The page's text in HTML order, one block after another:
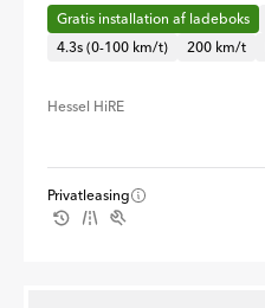
Gratis installation af ladeboks
4.3s (0-100 km/t)
200 km/t
Hessel HiRE
Privatleasing